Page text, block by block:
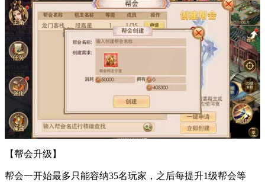
【帮会升级】
帮会一开始最多只能容纳35名玩家，之后每提升1级帮会等